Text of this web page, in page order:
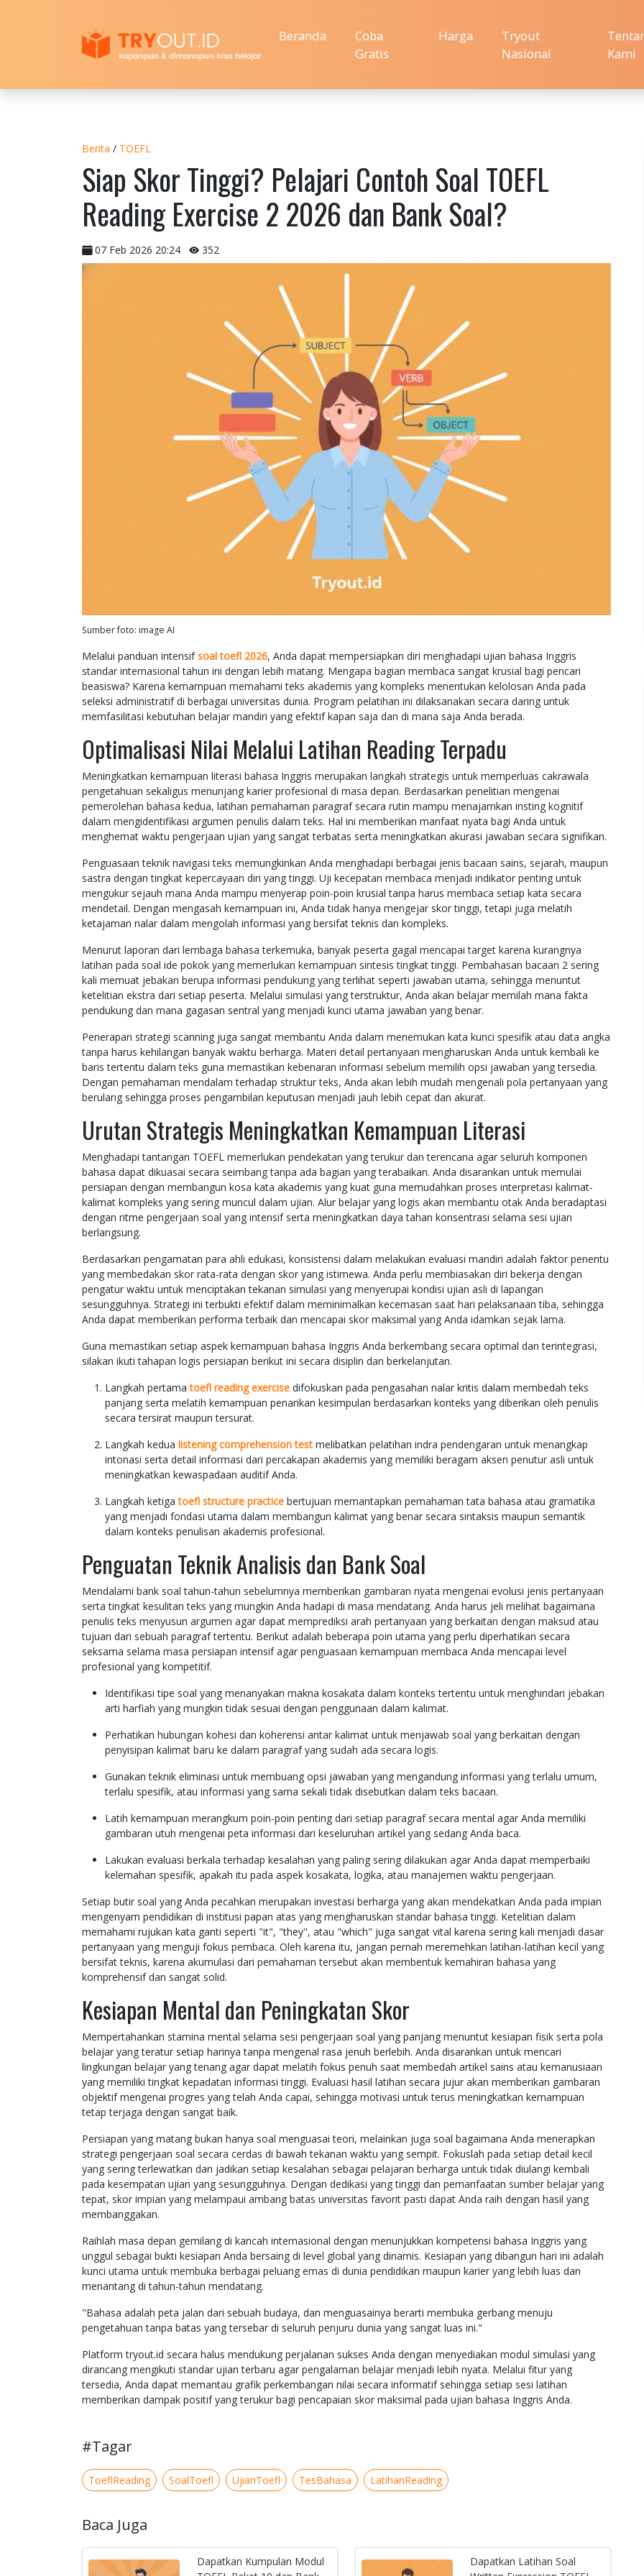
Beranda
Coba
Gratis
Harga
Tryout
Nasional
Kami
Berita / TOEFL
Siap Skor Tinggi? Pelajari Contoh Soal TOEFL
Reading Exercise 2 2026 dan Bank Soal?
07 Feb 2026 20:24 352
Sumber foto: image AI
Melalui panduan intensifsoal toefl 2026, Anda dapat mempersiapkan diri menghadapi ujian bahasa Inggris
standar internasional tahun ini dengan lebih matang. Mengapa bagian membaca sangat krusial bagi pencari
beasiswa? Karena kemampuan memahami teks akademis yang kompleks menentukan kelolosan Anda pada
seleksi administratif di berbagai universitas dunia. Program pelatihan ini dilaksanakan secara daring untuk
memfasilitasi kebutuhan belajar mandiri yang efektif kapan saja dan di mana saja Anda berada.
Optimalisasi Nilai Melalui Latihan Reading Terpadu
Meningkatkan kemampuan literasi bahasa Inggris merupakan langkah strategis untuk memperluas cakrawala
pengetahuan sekaligus menunjang karier profesional di masa depan. Berdasarkan penelitian mengenai
pemerolehan bahasa kedua, latihan pemahaman paragraf secara rutin mampu menajamkan insting kognitif
dalam mengidentifikasi argumen penulis dalam teks. Hal ini memberikan manfaat nyata bagi Anda untuk
menghemat waktu pengerjaan ujian yang sangat terbatas serta meningkatkan akurasi jawaban secara signifikan.
Penguasaan teknik navigasi teks memungkinkan Anda menghadapi berbagai jenis bacaan sains, sejarah, maupun
sastra dengan tingkat kepercayaan diri yang tinggi. Uji kecepatan membaca menjadi indikator penting untuk
mengukur sejauh mana Anda mampu menyerap poin-poin krusial tanpa harus membaca setiap kata secara
mendetail. Dengan mengasah kemampuan ini, Anda tidak hanya mengejar skor tinggi, tetapi juga melatih
ketajaman nalar dalam mengolah informasi yang bersifat teknis dan kompleks.
Menurut laporan dari lembaga bahasa terkemuka, banyak peserta gagal mencapai target karena kurangnya
latihan pada soal ide pokok yang memerlukan kemampuan sintesis tingkat tinggi. Pembahasan bacaan 2 sering
kali memuat jebakan berupa informasi pendukung yang terlihat seperti jawaban utama, sehingga menuntut
ketelitian ekstra dari setiap peserta. Melalui simulasi yang terstruktur, Anda akan belajar memilah mana fakta
pendukung dan mana gagasan sentral yang menjadi kunci utama jawaban yang benar.
Penerapan strategi scanning juga sangat membantu Anda dalam menemukan kata kunci spesifik atau data angka
tanpa harus kehilangan banyak waktu berharga. Materi detail pertanyaan mengharuskan Anda untuk kembali ke
baris tertentu dalam teks guna memastikan kebenaran informasi sebelum memilih opsi jawaban yang tersedia.
Dengan pemahaman mendalam terhadap struktur teks, Anda akan lebih mudah mengenali pola pertanyaan yang
berulang sehingga proses pengambilan keputusan menjadi jauh lebih cepat dan akurat.
Urutan Strategis Meningkatkan Kemampuan Literasi
Menghadapi tantangan TOEFL memerlukan pendekatan yang terukur dan terencana agar seluruh komponen
bahasa dapat dikuasai secara seimbang tanpa ada bagian yang terabaikan. Anda disarankan untuk memulai
persiapan dengan membangun kosa kata akademis yang kuat guna memudahkan proses interpretasi kalimat-
kalimat kompleks yang sering muncul dalam ujian. Alur belajar yang logis akan membantu otak Anda beradaptasi
dengan ritme pengerjaan soal yang intensif serta meningkatkan daya tahan konsentrasi selama sesi ujian
berlangsung.
Berdasarkan pengamatan para ahli edukasi, konsistensi dalam melakukan evaluasi mandiri adalah faktor penentu
yang membedakan skor rata-rata dengan skor yang istimewa. Anda perlu membiasakan diri bekerja dengan
pengatur waktu untuk menciptakan tekanan simulasi yang menyerupai kondisi ujian asli di lapangan
sesungguhnya. Strategi ini terbukti efektif dalam meminimalkan kecemasan saat hari pelaksanaan tiba, sehingga
Anda dapat memberikan performa terbaik dan mencapai skor maksimal yang Anda idamkan sejak lama.
Guna memastikan setiap aspek kemampuan bahasa Inggris Anda berkembang secara optimal dan terintegrasi,
silakan ikuti tahapan logis persiapan berikut ini secara disiplin dan berkelanjutan.
Langkah pertamatoefl reading exercise difokuskan pada pengasahan nalar kritis dalam membedah teks
panjang serta melatih kemampuan penarikan kesimpulan berdasarkan konteks yang diberikan oleh penulis
secara tersirat maupun tersurat.
Langkah kedua listening comprehension test melibatkan pelatihan indra pendengaran untuk menangkap
intonasi serta detail informasi dari percakapan akademis yang memiliki beragam aksen penutur asli untuk
meningkatkan kewaspadaan auditif Anda.
Langkah ketigatoefl structure practice bertujuan memantapkan pemahaman tata bahasa atau gramatika
yang menjadi fondasi utama dalam membangun kalimat yang benar secara sintaksis maupun semantik
dalam konteks penulisan akademis profesional.
Penguatan Teknik Analisis dan Bank Soal
Mendalami bank soal tahun-tahun sebelumnya memberikan gambaran nyata mengenai evolusi jenis pertanyaan
serta tingkat kesulitan teks yang mungkin Anda hadapi di masa mendatang. Anda harus jeli melihat bagaimana
penulis teks menyusun argumen agar dapat memprediksi arah pertanyaan yang berkaitan dengan maksud atau
tujuan dari sebuah paragraf tertentu. Berikut adalah beberapa poin utama yang perlu diperhatikan secara
seksama selama masa persiapan intensif agar penguasaan kemampuan membaca Anda mencapai level
profesional yang kompetitif.
Identifikasi tipe soal yang menanyakan makna kosakata dalam konteks tertentu untuk menghindari jebakan
arti harfiah yang mungkin tidak sesuai dengan penggunaan dalam kalimat.
Perhatikan hubungan kohesi dan koherensi antar kalimat untuk menjawab soal yang berkaitan dengan
penyisipan kalimat baru ke dalam paragraf yang sudah ada secara logis.
Gunakan teknik eliminasi untuk membuang opsi jawaban yang mengandung informasi yang terlalu umum,
terlalu spesifik, atau informasi yang sama sekali tidak disebutkan dalam teks bacaan.
Latih kemampuan merangkum poin-poin penting dari setiap paragraf secara mental agar Anda memiliki
gambaran utuh mengenai peta informasi dari keseluruhan artikel yang sedang Anda baca.
Lakukan evaluasi berkala terhadap kesalahan yang paling sering dilakukan agar Anda dapat memperbaiki
kelemahan spesifik, apakah itu pada aspek kosakata, logika, atau manajemen waktu pengerjaan.
Setiap butir soal yang Anda pecahkan merupakan investasi berharga yang akan mendekatkan Anda pada impian
mengenyam pendidikan di institusi papan atas yang mengharuskan standar bahasa tinggi. Ketelitian dalam
memahami rujukan kata ganti seperti "it", "they", atau "which" juga sangat vital karena sering kali menjadi dasar
pertanyaan yang menguji fokus pembaca. Oleh karena itu, jangan pernah meremehkan latihan-latihan kecil yang
bersifat teknis, karena akumulasi dari pemahaman tersebut akan membentuk kemahiran bahasa yang
komprehensif dan sangat solid.
Kesiapan Mental dan Peningkatan Skor
Mempertahankan stamina mental selama sesi pengerjaan soal yang panjang menuntut kesiapan fisik serta pola
belajar yang teratur setiap harinya tanpa mengenal rasa jenuh berlebih. Anda disarankan untuk mencari
lingkungan belajar yang tenang agar dapat melatih fokus penuh saat membedah artikel sains atau kemanusiaan
yang memiliki tingkat kepadatan informasi tinggi. Evaluasi hasil latihan secara jujur akan memberikan gambaran
objektif mengenai progres yang telah Anda capai, sehingga motivasi untuk terus meningkatkan kemampuan
tetap terjaga dengan sangat baik.
Persiapan yang matang bukan hanya soal menguasai teori, melainkan juga soal bagaimana Anda menerapkan
strategi pengerjaan soal secara cerdas di bawah tekanan waktu yang sempit. Fokuslah pada setiap detail kecil
yang sering terlewatkan dan jadikan setiap kesalahan sebagai pelajaran berharga untuk tidak diulangi kembali
pada kesempatan ujian yang sesungguhnya. Dengan dedikasi yang tinggi dan pemanfaatan sumber belajar yang
tepat, skor impian yang melampaui ambang batas universitas favorit pasti dapat Anda raih dengan hasil yang
membanggakan.
Raihlah masa depan gemilang di kancah internasional dengan menunjukkan kompetensi bahasa Inggris yang
unggul sebagai bukti kesiapan Anda bersaing di level global yang dinamis. Kesiapan yang dibangun hari ini adalah
kunci utama untuk membuka berbagai peluang emas di dunia pendidikan maupun karier yang lebih luas dan
menantang di tahun-tahun mendatang.
"Bahasa adalah peta jalan dari sebuah budaya, dan menguasainya berarti membuka gerbang menuju
pengetahuan tanpa batas yang tersebar di seluruh penjuru dunia yang sangat luas ini."
Platform tryout.id secara halus mendukung perjalanan sukses Anda dengan menyediakan modul simulasi yang
dirancang mengikuti standar ujian terbaru agar pengalaman belajar menjadi lebih nyata. Melalui fitur yang
tersedia, Anda dapat memantau grafik perkembangan nilai secara informatif sehingga setiap sesi latihan
memberikan dampak positif yang terukur bagi pencapaian skor maksimal pada ujian bahasa Inggris Anda.
#Tagar
ToeflReading SoalToefl UjianToefl TesBahasa LatihanReading
Baca Juga
Dapatkan Kumpulan Modul
Dapatkan Latihan Soal